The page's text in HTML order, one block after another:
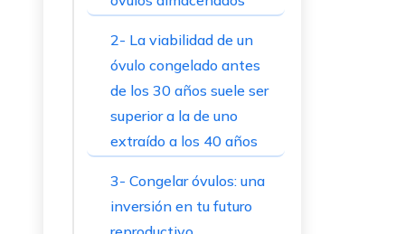
2- La viabilidad de un
óvulo congelado antes
de los 30 años suele ser
superior a la de uno
extraído a los 40 años
3- Congelar óvulos: una
inversión en tu futuro